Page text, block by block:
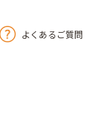
よくあるご質問